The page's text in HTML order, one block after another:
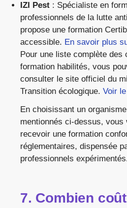
IZI Pest : Spécialiste en
professionnels de la lutte
propose une formation
accessible. En savoir plus
Pour une liste complète des
formation habilités, vous
consulter le site officiel du
Transition écologique. Voir
En choisissant un
mentionnés ci-dessus, vous
recevoir une formation
réglementaires, dispensée
professionnels
7. Combien